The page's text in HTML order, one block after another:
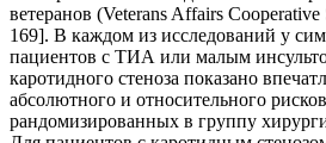
ветеранов (Veterans Affairs
169]. В каждом из исследований у
пациентов с ТИА или малым
каротидного стеноза показано
абсолютного и относительного
рандомизированных в группу